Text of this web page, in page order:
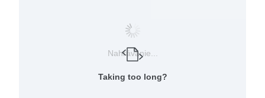
Nahrávanie...
Taking too long?